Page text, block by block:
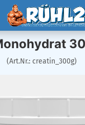
(Art.Nr.: creatin_300g)